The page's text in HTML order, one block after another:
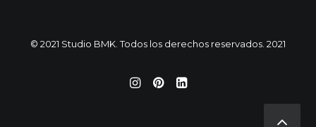
© 2021 Studio BMK. Todos los derechos reservados. 2021